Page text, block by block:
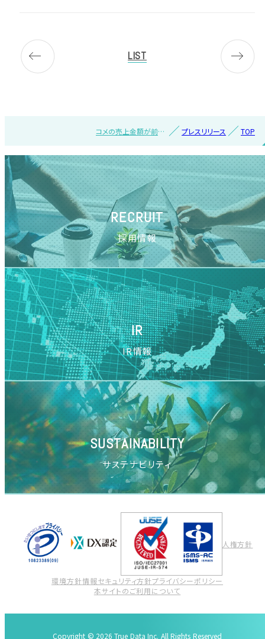
LIST
TOP
プレスリリース
コメの売上金額が前年
パーマーケット、ドラッ
グストア 対前年伸び率
TOP20カテゴリを発表
【 2025年4月 】～
RECRUIT
採用情報
IR
IR情報
SUSTAINABILITY
サステナビリティ
人権方針
環境方針情報セキュリティ方針プライバシーポリシー
本サイトのご利用について
Copyright © 2026 True Data Inc. All Rights Reserved